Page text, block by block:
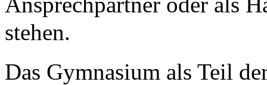
stehen.
Das Gymnasium als Teil